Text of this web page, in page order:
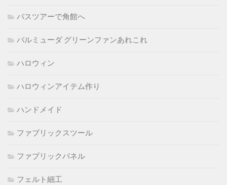
バスツアーで角館へ
バルミューダ グリーンファンあれこれ
ハロウィン
ハロウィンアイテム作り
ハンドメイド
ファブリックスツール
ファブリックパネル
フェルト細工